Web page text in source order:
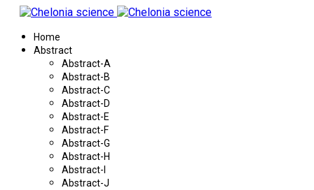
Home
Abstract
Abstract-A
Abstract-B
Abstract-C
Abstract-D
Abstract-E
Abstract-F
Abstract-G
Abstract-H
Abstract-I
Abstract-J